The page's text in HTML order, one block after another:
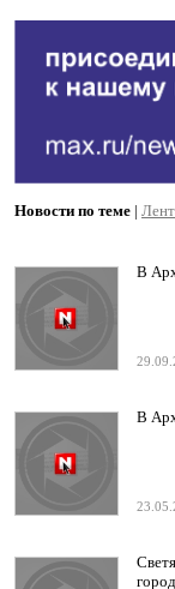
Новости по теме |
В
В